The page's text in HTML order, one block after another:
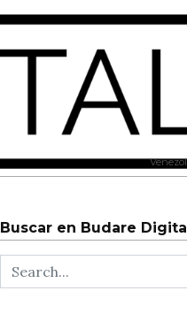
Buscar en Budare